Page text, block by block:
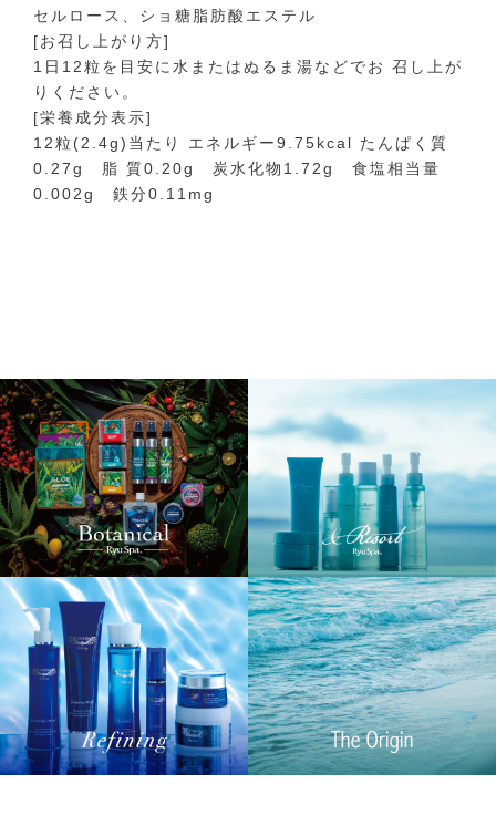
セルロース、ショ糖脂肪酸エステル
[お召し上がり方]
1日12粒を目安に水またはぬるま湯などでお 召し上が
りください。
[栄養成分表示]
12粒(2.4g)当たり エネルギー9.75kcal たんぱく質
0.27g 脂 質0.20g 炭水化物1.72g 食塩相当量
0.002g 鉄分0.11mg